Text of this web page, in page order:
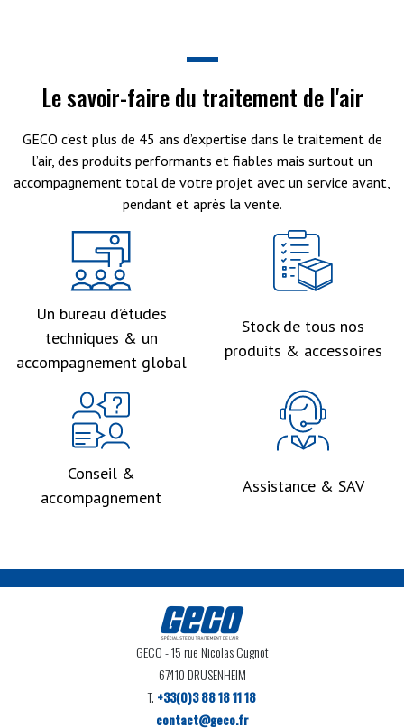
Le savoir-faire du traitement de l'air
GECO c’est plus de 45 ans d’expertise dans le traitement de
l’air, des produits performants et fiables mais surtout un
accompagnement total de votre projet avec un service avant,
pendant et après la vente.
Un bureau d’études
techniques & un
accompagnement global
Stock de tous nos
produits & accessoires
Conseil &
accompagnement
Assistance & SAV
GECO- 15 rue Nicolas Cugnot
67410 DRUSENHEIM
T. +33(0)3 88 18 11 18
contact@geco.fr